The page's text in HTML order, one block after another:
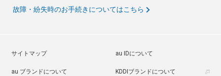
故障・紛失時のお手続きについてはこちら
サイトマップ au IDについて
au ブランドについて KDDIブランドについて